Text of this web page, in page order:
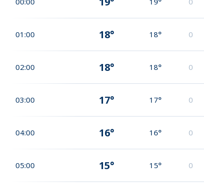
01:00 18° 18° 0
02:00 18° 18° 0
03:00 17° 17° 0
04:00 16° 16° 0
05:00 15° 15° 0